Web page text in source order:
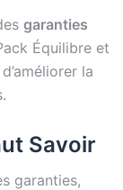
garanties
Équilibre et
la
Savoir
garanties,